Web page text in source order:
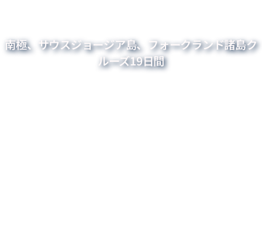
南極、サウスジョージア島、フォークランド諸島ク
ルーズ19日間